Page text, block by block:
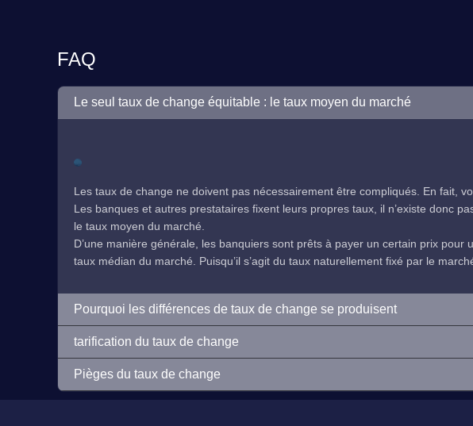
FAQ
Le seul taux de change équitable : le taux moyen du marché
Les taux de change ne doivent pas nécessairement être compliqués. En fait,
Les banques et autres prestataires fixent leurs propres taux, il n’existe donc
le taux moyen du marché.
D’une manière générale, les banquiers sont prêts à payer un certain prix
taux médian du marché. Puisqu’il s’agit du taux naturellement fixé par le
Pourquoi les différences de taux de change se produisent
tarification du taux de change
Pièges du taux de change